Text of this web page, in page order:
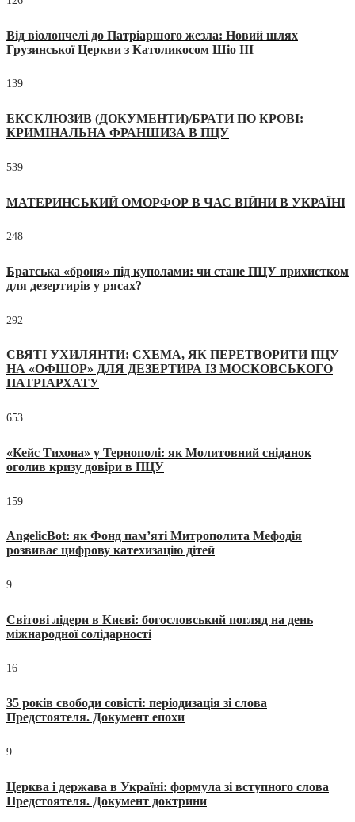
Від віолончелі до Патріаршого жезла: Новий шлях
Грузинської Церкви з Католикосом Шіо III
139
ЕКСКЛЮЗИВ (ДОКУМЕНТИ)/БРАТИ ПО КРОВІ:
КРИМІНАЛЬНА ФРАНШИЗА В ПЦУ
539
МАТЕРИНСЬКИЙ ОМОРФОР В ЧАС ВІЙНИ В УКРАЇНІ
248
Братська «броня» під куполами: чи стане ПЦУ прихистком
для дезертирів у рясах?
292
СВЯТІ УХИЛЯНТИ: СХЕМА, ЯК ПЕРЕТВОРИТИ ПЦУ
НА «ОФШОР» ДЛЯ ДЕЗЕРТИРА ІЗ МОСКОВСЬКОГО
ПАТРІАРХАТУ
653
«Кейс Тихона» у Тернополі: як Молитовний сніданок
оголив кризу довіри в ПЦУ
159
AngelicBot: як Фонд пам’яті Митрополита Мефодія
розвиває цифрову катехизацію дітей
9
Світові лідери в Києві: богословський погляд на день
міжнародної солідарності
16
35 років свободи совісті: періодизація зі слова
Предстоятеля. Документ епохи
9
Церква і держава в Україні: формула зі вступного слова
Предстоятеля. Документ доктрини